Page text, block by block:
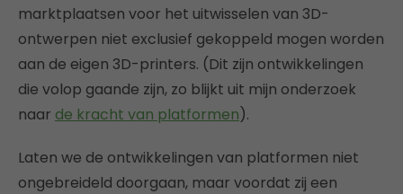
marktplaatsen voor het uitwisselen van 3D-
ontwerpen niet exclusief gekoppeld mogen worden
aan de eigen 3D-printers. (Dit zijn ontwikkelingen
die volop gaande zijn, zo blijkt uit mijn onderzoek
naar de kracht van platformen).
Laten we de ontwikkelingen van platformen niet
ongebreideld doorgaan, maar voordat zij een